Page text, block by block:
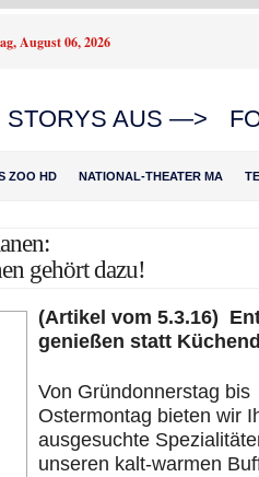
August 06, 2026
STORYS AUS —>
ZOO HD NATIONAL-THEATER MA
gehört dazu!
(Artikel vom 5.3.16)
genießen statt
Von Gründonnerstag bis
Ostermontag bieten wir
ausgesuchte
unseren kalt-warmen